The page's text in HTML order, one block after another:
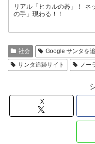
リアル「ヒカルの碁」！ ネ
の手」現わる！！
社会 Google サンタを
サンタ追跡サイト
ノー
X